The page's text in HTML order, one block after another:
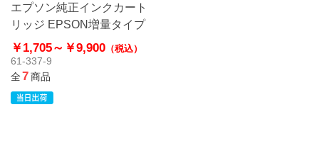
エプソン純正インクカート
リッジ EPSON増量タイプ
￥1,705～ ￥9,900 （税込）
61-337-9
全7商品